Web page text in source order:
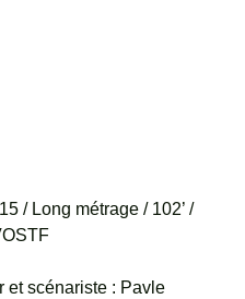
/ Long métrage / 102’ /
et scénariste : Pavle